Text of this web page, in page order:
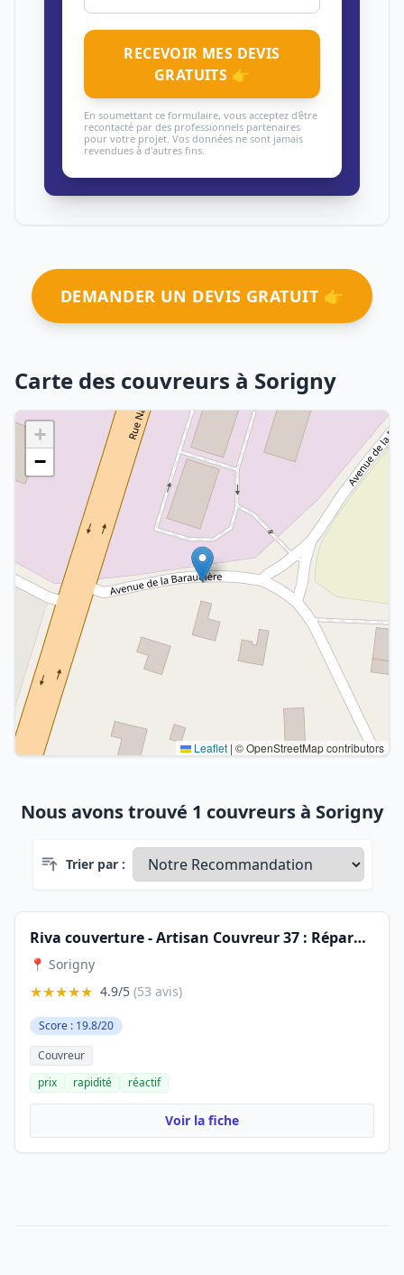
RECEVOIR MES DEVIS
GRATUITS 👉
En soumettant ce formulaire, vous acceptez d'être
recontacté par des professionnels partenaires
pour votre projet. Vos données ne sont jamais
revendues à d'autres fins.
DEMANDER UN DEVIS GRATUIT 👉
Carte des couvreurs à Sorigny
+
−
Leaflet | © OpenStreetMap contributors
Nous avons trouvé 1 couvreurs à Sorigny
Trier par :
Riva couverture - Artisan Couvreur 37 : Réparation Fuite Nettoyage Toiture Rénovation zinguerie Indre-et-Loire Sorigny Tours
📍 Sorigny
★★★★★ 4.9/5 (53 avis)
Score : 19.8/20
Couvreur
prix
rapidité réactif
Voir la fiche